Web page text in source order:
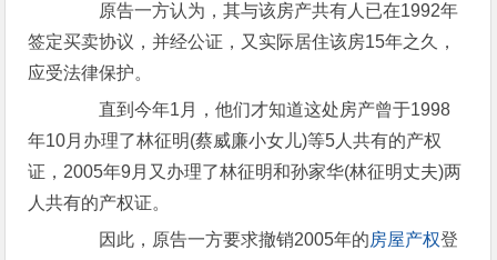
原告一方认为，其与该房产共有人已在1992年
签定买卖协议，并经公证，又实际居住该房15年之久，
应受法律保护。
直到今年1月，他们才知道这处房产曾于1998
年10月办理了林征明(蔡威廉小女儿)等5人共有的产权
证，2005年9月又办理了林征明和孙家华(林征明丈夫)两
人共有的产权证。
因此，原告一方要求撤销2005年的房屋产权登